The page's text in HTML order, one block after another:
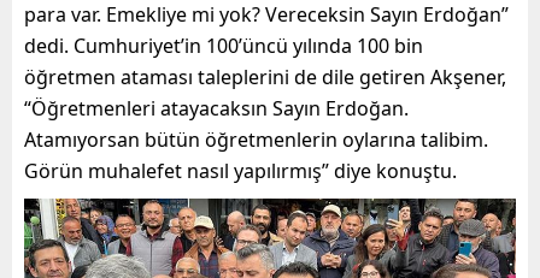
para var. Emekliye mi yok? Vereceksin Sayın Erdoğan”
dedi. Cumhuriyet’in 100’üncü yılında 100 bin
öğretmen ataması taleplerini de dile getiren Akşener,
“Öğretmenleri atayacaksın Sayın Erdoğan.
Atamıyorsan bütün öğretmenlerin oylarına talibim.
Görün muhalefet nasıl yapılırmış” diye konuştu.